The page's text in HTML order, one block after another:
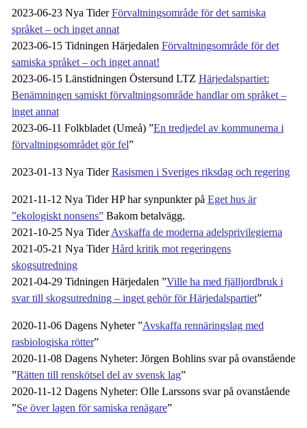
2023-06-23 Nya TiderFörvaltningsområde för det samiska
språket – och inget annat
2023-06-15 Tidningen Härjedalen Förvaltningsområde för det
samiska språket – och inget annat!
2023-06-15 Länstidningen Östersund LTZ Härjedalspartiet:
Benämningen samiskt förvaltningsområde handlar om språket –
inget annat
2023-06-11 Folkbladet (Umeå) ”En tredjedel av kommunerna i
förvaltningsområdet gör fel”
2023-01-13 Nya TiderRasismen i Sveriges riksdag och regering
2021-11-12 Nya Tider HP har synpunkter på Eget hus är
”ekologiskt nonsens”Bakom betalvägg.
2021-10-25 Nya TiderAvskaffa de moderna adelsprivilegierna
2021-05-21 Nya TiderHård kritik mot regeringens
skogsutredning
2021-04-29 Tidningen Härjedalen ”Ville ha med fjälljordbruk i
svar till skogsutredning – inget gehör för Härjedalspartiet”
2020-11-06 Dagens Nyheter ”Avskaffa rennäringslag med
rasbiologiska rötter”
2020-11-08 Dagens Nyheter: Jörgen Bohlins svar på ovanstående
”Rätten till renskötsel del av svensk lag”
2020-11-12 Dagens Nyheter: Olle Larssons svar på ovanstående
”Se över lagen för samiska renägare”